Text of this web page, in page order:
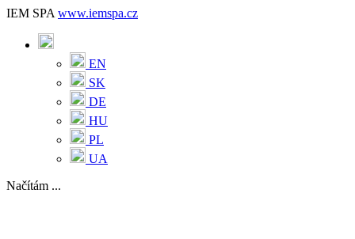
IEM SPA www.iemspa.cz
EN
SK
DE
HU
PL
UA
Načítám ...